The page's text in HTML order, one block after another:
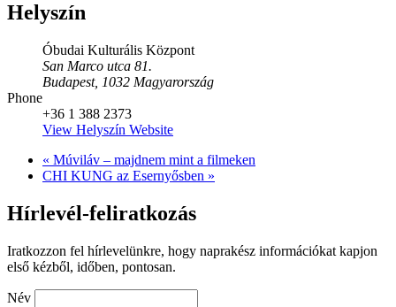
Helyszín
Óbudai Kulturális Központ
San Marco utca 81.
Budapest, 1032 Magyarország
Phone
+36 1 388 2373
View Helyszín Website
« Múviláv – majdnem mint a filmeken
CHI KUNG az Esernyősben »
Hírlevél-feliratkozás
Iratkozzon fel hírlevelünkre, hogy naprakész információkat kapjon
első kézből, időben, pontosan.
Név